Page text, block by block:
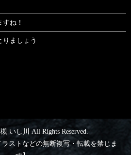
ね！
りましょう
いし川 All Rights Reserved.
ラストなどの無断複写・転載を禁じま